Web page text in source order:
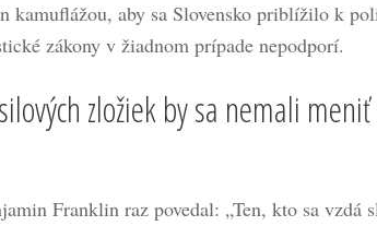
kamuflážou, aby sa Slovensko priblížilo k
zákony v žiadnom prípade nepodporí.
zložiek by sa nemali
Franklin raz povedal: „Ten, kto sa vzdá